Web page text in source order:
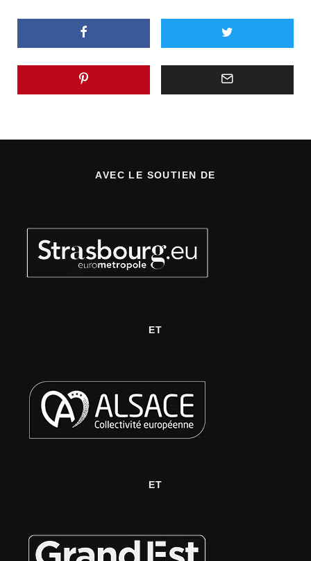
AVEC LE SOUTIEN DE
ET
ET